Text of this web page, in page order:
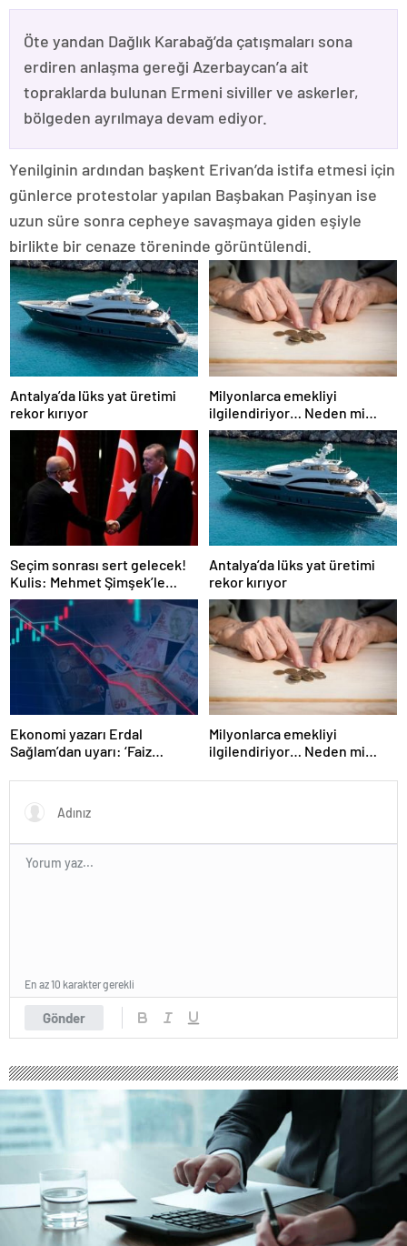
Öte yandan Dağlık Karabağ’da çatışmaları sona
erdiren anlaşma gereği Azerbaycan’a ait
topraklarda bulunan Ermeni siviller ve askerler,
bölgeden ayrılmaya devam ediyor.
Yenilginin ardından başkent Erivan’da istifa etmesi için
günlerce protestolar yapılan Başbakan Paşinyan ise
uzun süre sonra cepheye savaşmaya giden eşiyle
birlikte bir cenaze töreninde görüntülendi.
Antalya’da lüks yat üretimi
rekor kırıyor
Milyonlarca emekliyi
ilgilendiriyor… Neden mi
düşük maaş alıyorsunuz?
Uzmanlar anlattı
Seçim sonrası sert gelecek!
Kulis: Mehmet Şimşek’le
Erdoğan’ın ‘yoksulları
öldürdün’ tartışması
Antalya’da lüks yat üretimi
rekor kırıyor
Ekonomi yazarı Erdal
Sağlam’dan uyarı: ‘Faiz
itibaren göreceğiz’
Milyonlarca emekliyi
ilgilendiriyor… Neden mi
Uzmanlar anlattı
Gönder
En az 10 karakter gerekli